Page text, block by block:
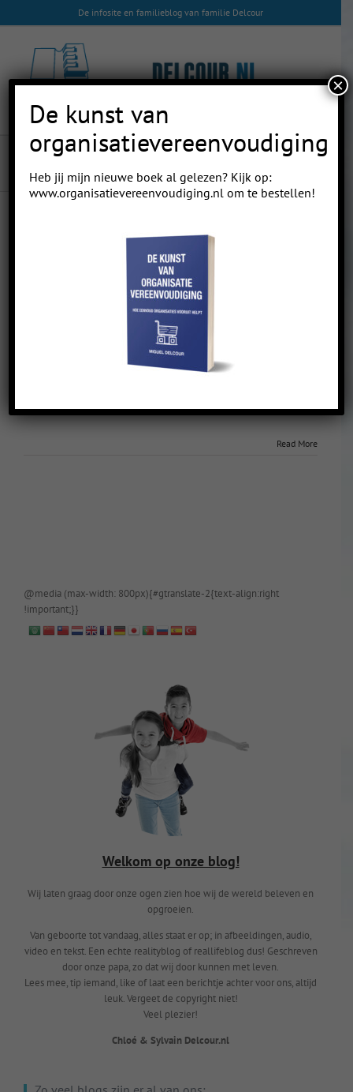
to
De infosite en familieblog van familie Delcour
[This is password-protected.]
Read More
@media (max-width: 800px){#gtranslate-2{text-align:right
!important;}}
Welkom op onze blog!
Wij laten graag door onze ogen zien hoe wij de wereld beleven en
opgroeien.
Van geboorte tot vandaag, alles staat er op; in afbeeldingen, audio,
video en tekst. Een echte realityblog of reallifeblog dus! Geschreven
door onze papa, zo dat wij door kunnen met leven.
Lees mee, tip iemand, like of laat een berichtje achter voor ons, altijd
leuk. Vergeet de copyright niet!
Veel plezier!
Chloé & Sylvain Delcour.nl
De kunst van
organisatievereenvoudiging
Heb jij mijn nieuwe boek al gelezen? Kijk op:
www.organisatievereenvoudiging.nl om te bestellen!
×